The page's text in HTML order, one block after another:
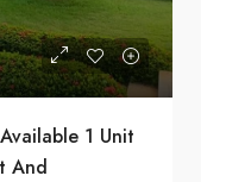
1 Unit
And
SW 8th St, Miami, FL 33135, USA